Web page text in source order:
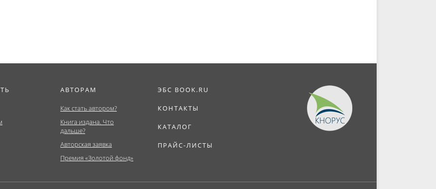
АВТОРАМ
Как стать автором?
Книга издана. Что
дальше?
Авторская заявка
Премия «Золотой фонд»
ЭБС BOOK.RU
КОНТАКТЫ
КАТАЛОГ
ПРАЙС-ЛИСТЫ